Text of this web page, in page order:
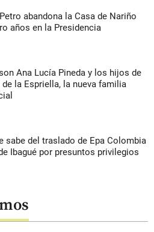
abandona la Casa de Nariño
años en la Presidencia
Ana Lucía Pineda y los hijos de
la Espriella, la nueva familia
sabe del traslado de Epa Colombia
Ibagué por presuntos privilegios